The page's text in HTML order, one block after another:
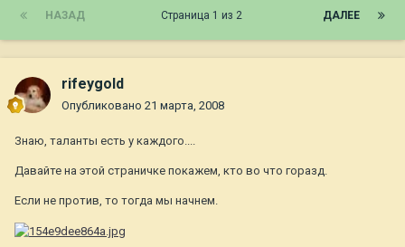
НАЗАД ДАЛЕЕ
Страница 1 из 2
rifeygold
Опубликовано 21 марта, 2008
Знаю, таланты есть у каждого....
Давайте на этой страничке покажем, кто во что горазд.
Если не против, то тогда мы начнем.